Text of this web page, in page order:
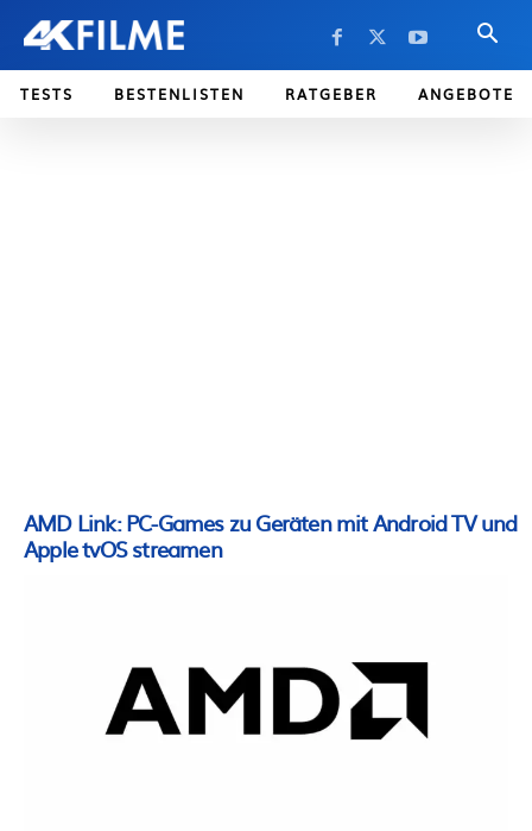
TESTS BESTENLISTEN RATGEBER ANGEBOTE
AMD Link: PC-Games zu Geräten mit Android TV und
Apple tvOS streamen